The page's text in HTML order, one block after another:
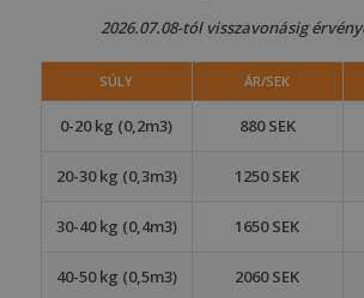
2026.07.08-tól visszavonásig
SÚLY ÁR/SEK
0-20 kg (0,2m3) 880 SEK
20-30 kg (0,3m3) 1250 SEK
30-40 kg (0,4m3) 1650 SEK
40-50 kg (0,5m3) 2060 SEK